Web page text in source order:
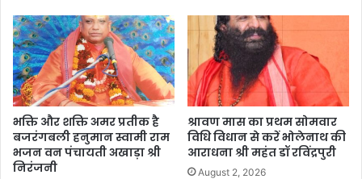
भक्ति और शक्ति अमर प्रतीक है
बजरंगबली हनुमान स्वामी राम
भजन वन पंचायती अखाड़ा श्री
निरंजनी
श्रावण मास का प्रथम सोमवार
विधि विधान से करें भोलेनाथ की
आराधना श्री महंत डॉ रविंद्रपुरी
August 2, 2026